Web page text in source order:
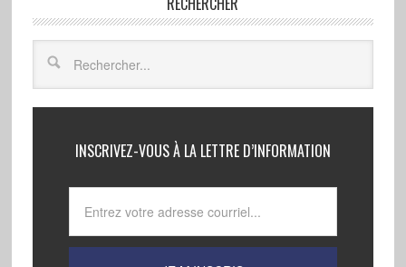
INSCRIVEZ-VOUS À LA LETTRE D’INFORMATION